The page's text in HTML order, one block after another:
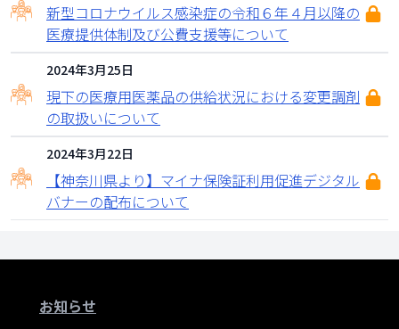
新型コロナウイルス感染症の令和６年４月以降の
医療提供体制及び公費支援等について
2024年3月25日
現下の医療用医薬品の供給状況における変更調剤
の取扱いについて
2024年3月22日
【神奈川県より】マイナ保険証利用促進デジタル
バナーの配布について
お知らせ